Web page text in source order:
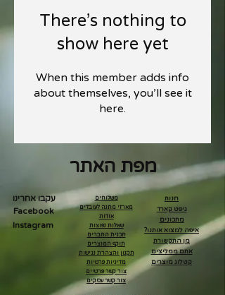
There’s nothing to
show here yet
When this member adds info
about themselves, you’ll see it
here.
מפת האתר
משלוחים
מארזי מתנה לעובדים
אודות
שאלות נפוצות
תכנית החברים
תוקף המוצרים
תקנון והצהרת נגישות
מדיניות פרטיות
צור קשר פרטיים
צור קשר עסקים
חנות
גיפט קארד
מתכונים
איפה למצוא אותנו?
מן התקשורת
אתם ממליצים
קטלוג מוצרים
עקבו אחרינו
Facebook
Instagram